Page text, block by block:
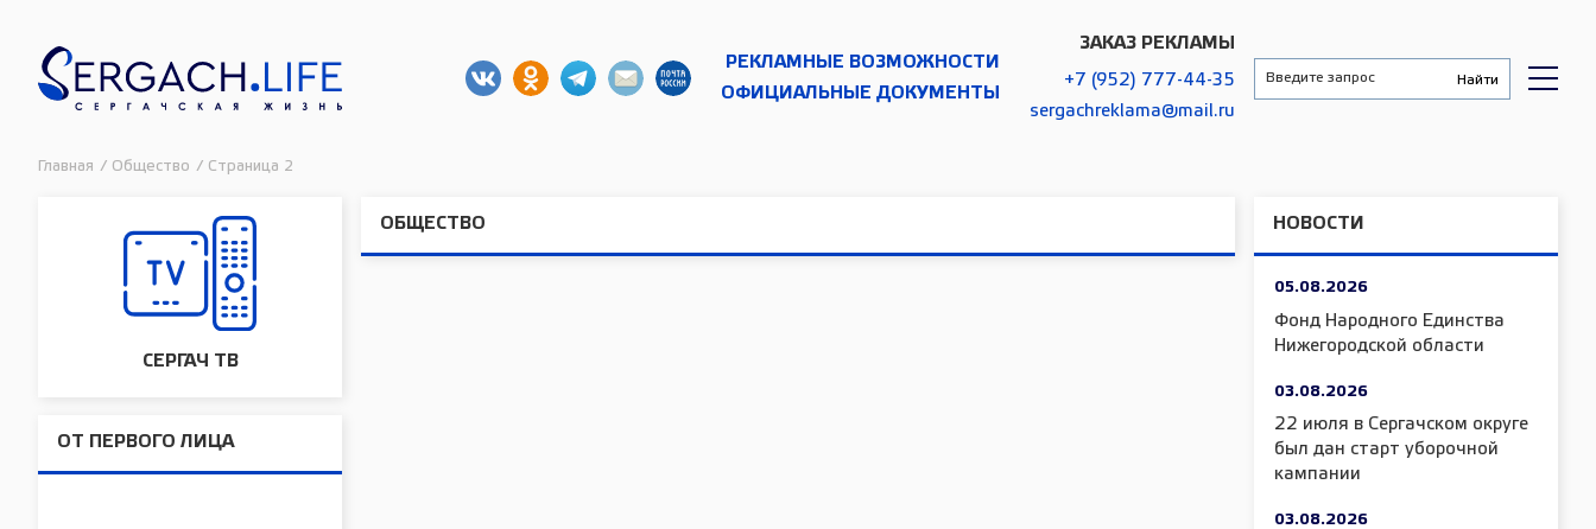
РЕКЛАМНЫЕ ВОЗМОЖНОСТИ
ОФИЦИАЛЬНЫЕ ДОКУМЕНТЫ
ЗАКАЗ РЕКЛАМЫ
+7 (952) 777-44-35
sergachreklama@mail.ru
Главная / Общество / Страница 2
СЕРГАЧ ТВ
ОТ ПЕРВОГО ЛИЦА
ОБЩЕСТВО НОВОСТИ
05.08.2026
Фонд Народного Единства
Нижегородской области
03.08.2026
22 июля в Сергачском округе
был дан старт уборочной
кампании
03.08.2026